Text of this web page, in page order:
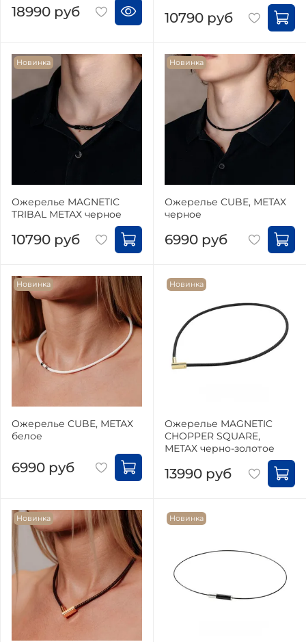
18990 руб 10790 руб
Новинка
Ожерелье MAGNETIC
TRIBAL МЕТАХ черное
10790 руб
Новинка
Ожерелье CUBE, МЕТАХ
черное
6990 руб
Новинка
Ожерелье CUBE, МЕТАХ
белое
6990 руб
Новинка
Ожерелье MAGNETIC
CHOPPER SQUARE,
МЕТАХ черно-золотое
13990 руб
Новинка Новинка